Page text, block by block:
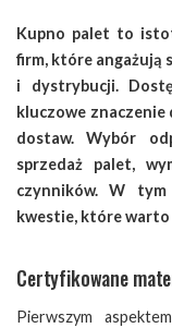
Kupno palet to
firm, które angażują
i dystrybucji.
kluczowe znaczenie
dostaw. Wybór
sprzedaż palet,
czynników. W tym
kwestie, które warto
Certyfikowane
Pierwszym